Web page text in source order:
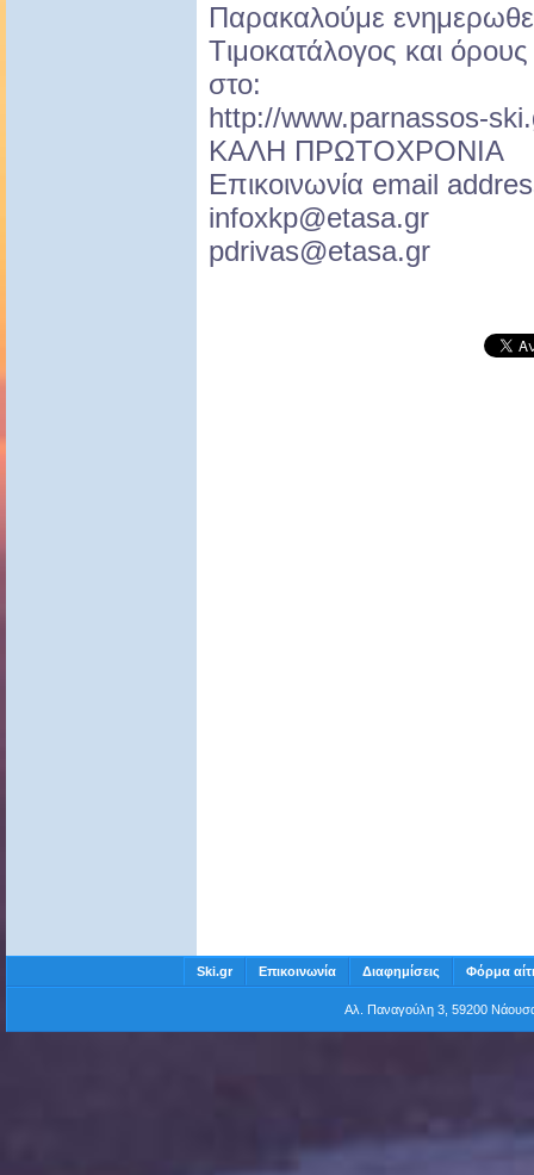
Παρακαλούμε
Tιμοκατάλογος και
στο:
http://www.parnassos-
ΚΑΛΗ ΠΡΩΤΟΧΡΟΝΙΑ
Επικοινωνία email
infoxkp@etasa.gr
pdrivas@etasa.gr
Ski.gr Επικοινωνία Διαφημίσεις Φόρμα
Αλ. Παναγούλη 3, 59200